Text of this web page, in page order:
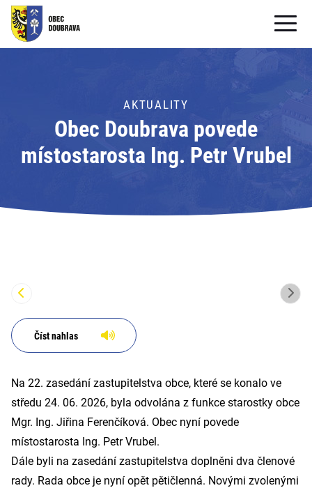
OBECNÍ ÚŘAD
PRO OBČANY
Formuláře ke stažení
PRO TURISTY
AKTUALITY
Obec Doubrava povede
místostarosta Ing. Petr Vrubel
Číst nahlas
Na 22. zasedání zastupitelstva obce, které se konalo ve
středu 24. 06. 2026, byla odvolána z funkce starostky obce
Mgr. Ing. Jiřina Ferenčíková. Obec nyní povede
místostarosta Ing. Petr Vrubel.
Dále byli na zasedání zastupitelstva doplněni dva členové
rady. Rada obce je nyní opět pětičlenná. Novými zvolenými